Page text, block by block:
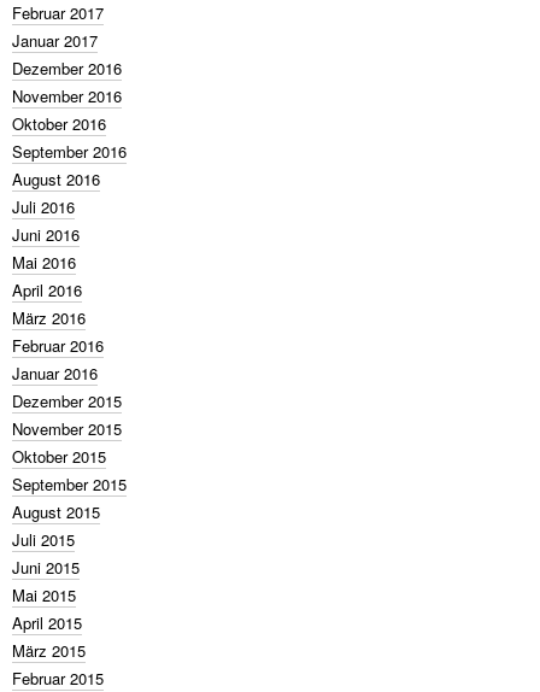
Februar 2017
Januar 2017
Dezember 2016
November 2016
Oktober 2016
September 2016
August 2016
Juli 2016
Juni 2016
Mai 2016
April 2016
März 2016
Februar 2016
Januar 2016
Dezember 2015
November 2015
Oktober 2015
September 2015
August 2015
Juli 2015
Juni 2015
Mai 2015
April 2015
März 2015
Februar 2015